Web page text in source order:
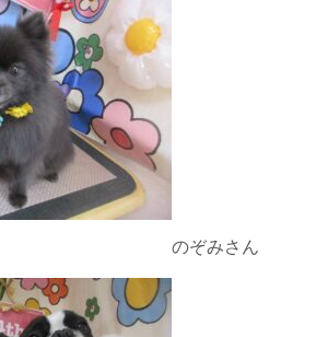
のぞみさん